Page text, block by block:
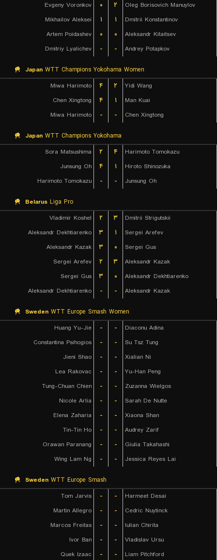
Evgeny Voronkov
۰ ۲
Oleg Borisovich Manuylov
Mikhailov Aleksei
۱ ۱
Dmitrii Konstantinov
Artem Poidashev
۰ ۰
Aleksandr Kitaitsev
Dmitriy Lyalichev
- - Andrey Potapkov
Japan WTT Champions Yokohama Women
Miwa Harimoto
۴ ۲
Yidi Wang
Chen Xingtong
۴ ۱
Man Kuai
Miwa Harimoto
- - Chen Xingtong
Japan WTT Champions Yokohama
Sora Matsushima
۲ ۴
Harimoto Tomokazu
Junsung Oh
۴ ۱
Hiroto Shinozuka
Harimoto Tomokazu
- - Junsung Oh
Belarus Liga Pro
Vladimir Koshel
۲ ۳
Dmitrii Strigutskii
Aleksandr Dekhtiarenko
۳ ۱
Sergei Arefev
Aleksandr Kazak
۳ ۰
Sergei Gus
Sergei Arefev
۲ ۳
Aleksandr Kazak
Sergei Gus
۳ ۰
Aleksandr Dekhtiarenko
Aleksandr Dekhtiarenko
- - Aleksandr Kazak
Sweden WTT Europe Smash Women
Huang Yu-Jie
- -
Diaconu Adina
Constantina Psihogios
- -
Su Tsz Tung
Jieni Shao
- -
Xialian Ni
Lea Rakovac
- -
Yu-Han Peng
Tung-Chuan Chien
- -
Zuzanna Wielgos
Nicole Arlia
- -
Sarah De Nutte
Elena Zaharia
- -
Xiaona Shan
Tin-Tin Ho
- -
Audrey Zarif
Orawan Paranang
- -
Giulia Takahashi
Wing Lam Ng
- - Jessica Reyes Lai
Sweden WTT Europe Smash
Tom Jarvis
- -
Harmeet Desai
Martin Allegro
- -
Cedric Nuytinck
Marcos Freitas
- -
Iulian Chirita
Ivor Ban
- -
Vladislav Ursu
Quek Izaac
- - Liam Pitchford